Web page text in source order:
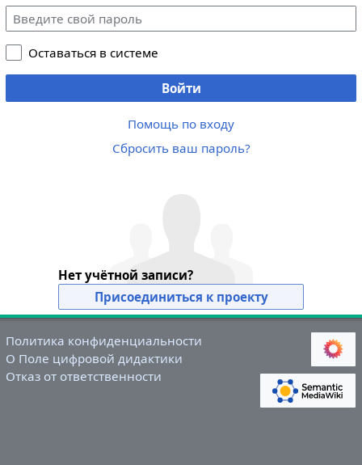
Оставаться в системе
Войти
Помощь по входу
Сбросить ваш пароль?
Нет учётной записи?
Присоединиться к проекту
Политика конфиденциальности
О Поле цифровой дидактики
Отказ от ответственности